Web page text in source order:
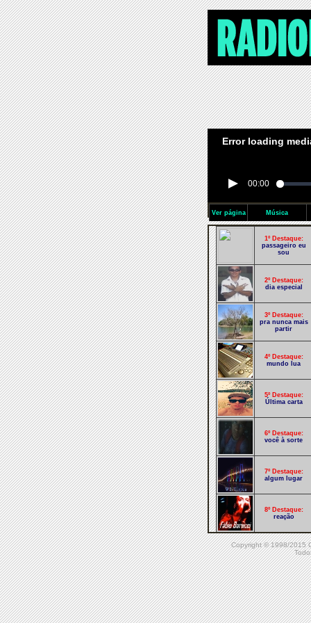
Error loading
00:00
Ver página Música
1º Destaque:
passageiro eu
sou
2º Destaque:
dia especial
3º Destaque:
pra nunca mais
partir
4º Destaque:
mundo lua
5º Destaque:
Última carta
6º Destaque:
você à sorte
7º Destaque:
algum lugar
8º Destaque:
reação
9º Destaque:
trilha
10º Destaque:
Deixa Rolar
Copyright © 1998/2015